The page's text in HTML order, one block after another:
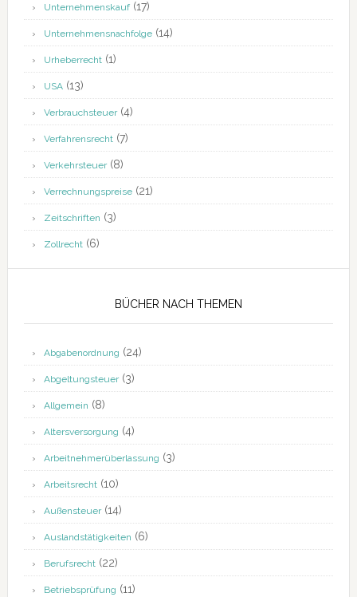
Unternehmenskauf(17)
Unternehmensnachfolge(14)
Urheberrecht(1)
USA(13)
Verbrauchsteuer(4)
Verfahrensrecht(7)
Verkehrsteuer(8)
Verrechnungspreise(21)
Zeitschriften (3)
Zollrecht(6)
BÜCHER NACH THEMEN
Abgabenordnung (24)
Abgeltungsteuer(3)
Allgemein (8)
Altersversorgung (4)
Arbeitnehmerüberlassung (3)
Arbeitsrecht(10)
Außensteuer(14)
Auslandstätigkeiten (6)
Berufsrecht(22)
Betriebsprüfung (11)